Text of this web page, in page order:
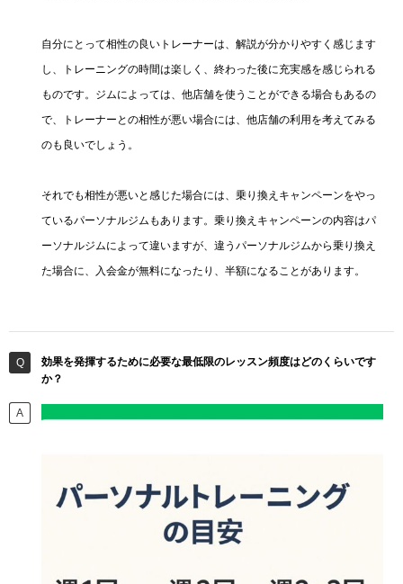
自分にとって相性の良いトレーナーは、解説が分かりやすく感じます
し、トレーニングの時間は楽しく、終わった後に充実感を感じられる
ものです。ジムによっては、他店舗を使うことができる場合もあるの
で、トレーナーとの相性が悪い場合には、他店舗の利用を考えてみる
のも良いでしょう。
それでも相性が悪いと感じた場合には、乗り換えキャンペーンをやっ
ているパーソナルジムもあります。乗り換えキャンペーンの内容はパ
ーソナルジムによって違いますが、違うパーソナルジムから乗り換え
た場合に、入会金が無料になったり、半額になることがあります。
効果を発揮するために必要な最低限のレッスン頻度はどのくらいです
か？